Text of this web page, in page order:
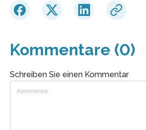
Kommentare (0)
Schreiben Sie einen Kommentar